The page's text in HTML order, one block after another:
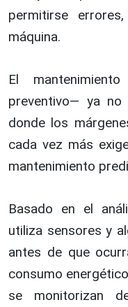
permitirse
máquina.
El
preventivo— ya
donde los
cada vez más
mantenimiento
Basado en el
utiliza sensores y
antes de que
consumo
se monitorizan